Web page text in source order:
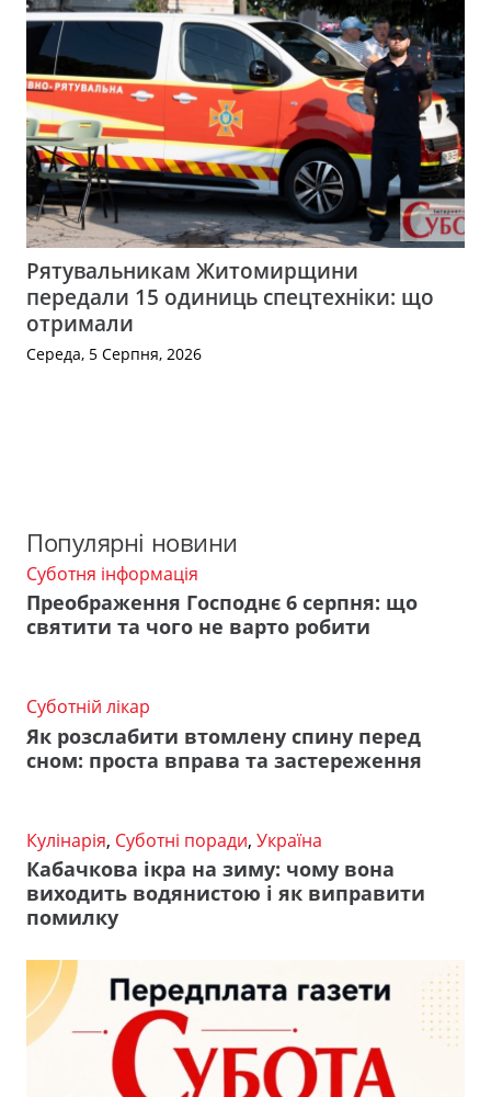
Рятувальникам Житомирщини
передали 15 одиниць спецтехніки: що
отримали
Середа, 5 Серпня, 2026
Популярні новини
Суботня інформація
Преображення Господнє 6 серпня: що
святити та чого не варто робити
Суботній лікар
Як розслабити втомлену спину перед
сном: проста вправа та застереження
Кулінарія, Суботні поради, Україна
Кабачкова ікра на зиму: чому вона
виходить водянистою і як виправити
помилку